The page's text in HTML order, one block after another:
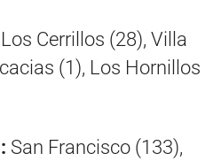
Los Cerrillos (28), Villa
(1), Los Hornillos
San Francisco (133),